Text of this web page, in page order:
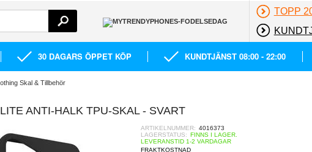
TOPP
30 DAGARS ÖPPET KÖP KUNDTJÄNST 08:00 - 22:00
Skal & Tillbehör
ANTI-HALK TPU-SKAL - SVART
ARTIKELNUMMER: 4016373
LAGERSTATUS: FINNS I LAGER.
LEVERANSTID 1-2 VARDAGAR
FRAKTKOSTNAD